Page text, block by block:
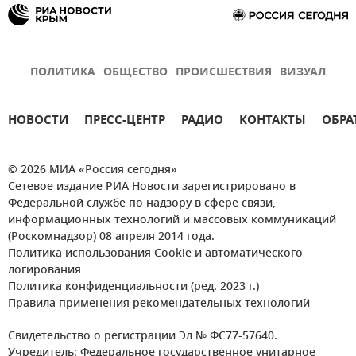
ПОЛИТИКА ОБЩЕСТВО ПРОИСШЕСТВИЯ ВИЗУАЛ
НОВОСТИ ПРЕСС-ЦЕНТР РАДИО КОНТАКТЫ
© 2026 МИА «Россия сегодня»
Сетевое издание РИА Новости зарегистрировано в
Федеральной службе по надзору в сфере связи,
информационных технологий и массовых коммуникаций
(Роскомнадзор) 08 апреля 2014 года.
Политика использования Cookie и автоматического
логирования
Политика конфиденциальности (ред. 2023 г.)
Правила применения рекомендательных технологий
Свидетельство о регистрации Эл № ФС77-57640.